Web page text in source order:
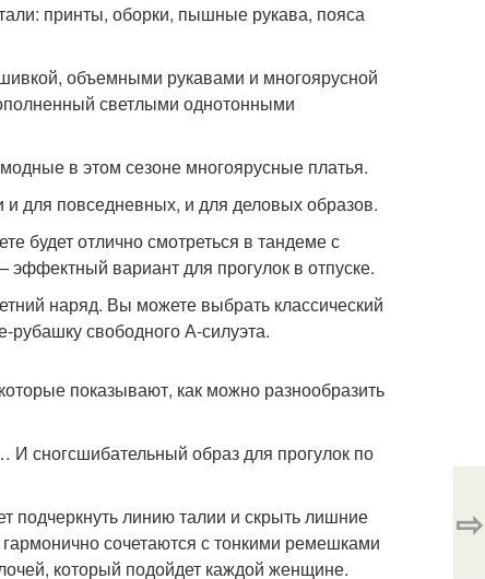
принты, оборки, пышные рукава, пояса
объемными рукавами и многоярусной
светлыми однотонными
в этом сезоне многоярусные платья.
для повседневных, и для деловых образов.
будет отлично смотреться в тандеме с
эффектный вариант для прогулок в отпуске.
наряд. Вы можете выбрать классический
свободного А-силуэта.
показывают, как можно разнообразить
сногсшибательный образ для прогулок по
подчеркнуть линию талии и скрыть лишние
сочетаются с тонкими ремешками
который подойдет каждой женщине.
⇨